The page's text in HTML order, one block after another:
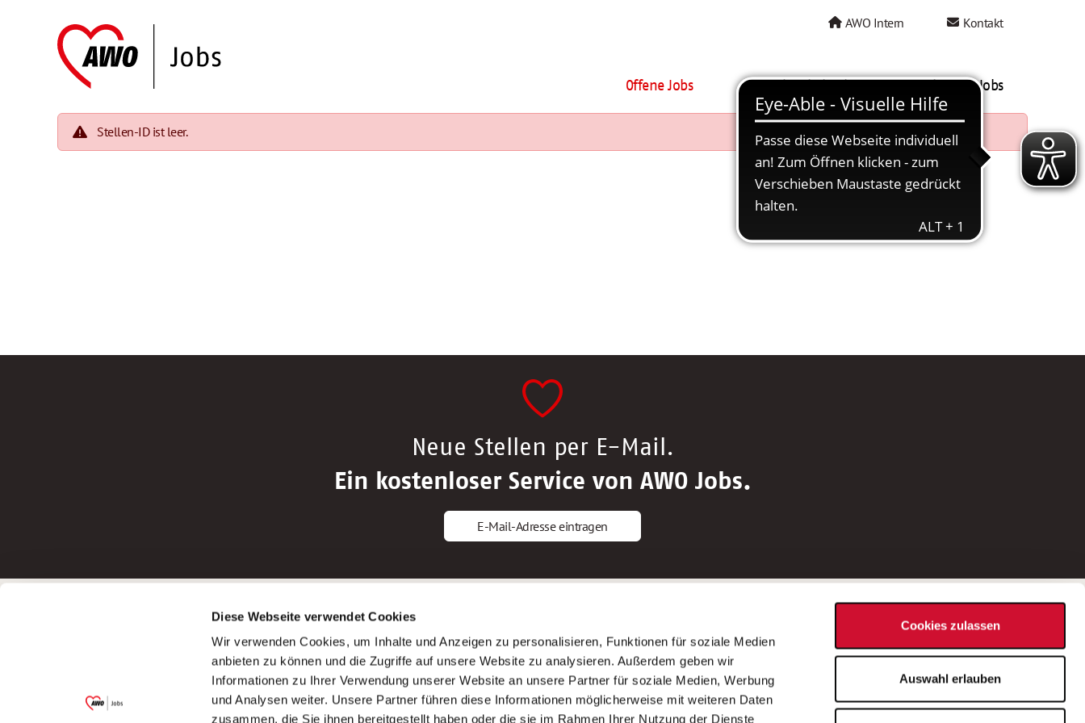
Diese Webseite verwendet Cookies
Wir verwenden Cookies, um Inhalte und Anzeigen zu personalisieren, Funktionen für soziale Medien
anbieten zu können und die Zugriffe auf unsere Website zu analysieren. Außerdem geben wir
Informationen zu Ihrer Verwendung unserer Website an unsere Partner für soziale Medien, Werbung
und Analysen weiter. Unsere Partner führen diese Informationen möglicherweise mit weiteren Daten
zusammen, die Sie ihnen bereitgestellt haben oder die sie im Rahmen Ihrer Nutzung der Dienste
Cookies zulassen
Auswahl erlauben
AWO Intern Kontakt
Offene Jobs AWO als Arbeitgeber Mein AWO Jobs
Stellen-ID ist leer.
Neue Stellen per E-Mail.
Ein kostenloser Service von AWO Jobs.
E-Mail-Adresse eintragen
Garitz Bewirtschaftungsbetriebe GmbH
(Ein Tochterunternehmen des AWO
Bezirksverbandes Unterfranken e.V.)
Bewerbungstipps
Bewerbung als Altenpfleger*in
Bewerbung als Krankenpfleger*in
Bewerbung als Altenpflegehelfer*in
Bewerbung als Erzieher*in
AWO Gliederungen nach Bundesland
Stellenangebote nach Bundesländern
Sitemap
Impressum
Datenschutz
Bei Fragen zu einer Stellenausschreibung
wenden Sie sich bitte an die*den in der
Stellenausschreibung genannte*n